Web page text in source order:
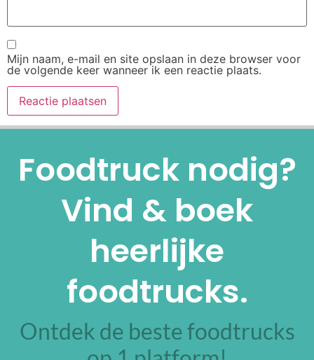
Mijn naam, e-mail en site opslaan in deze browser voor
de volgende keer wanneer ik een reactie plaats.
Foodtruck nodig?
Vind & boek
heerlijke
foodtrucks.
Ontdek de beste foodtrucks